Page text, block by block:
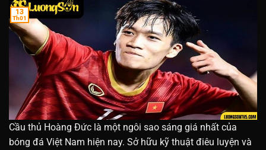
13
Th01
Cầu thủ Hoàng Đức là một ngôi sao sáng giá nhất của
bóng đá Việt Nam hiện nay. Sở hữu kỹ thuật điêu luyện và